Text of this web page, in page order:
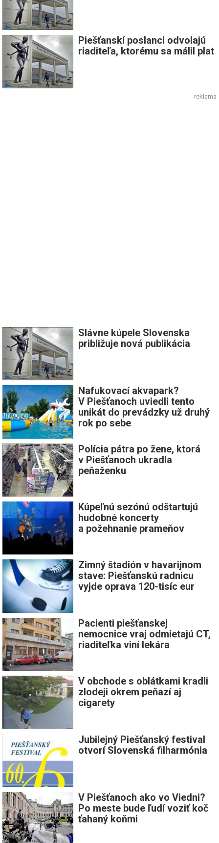
Piešťanskí poslanci odvolajú
riaditeľa, ktorému sa málil plat
reklama
Slávne kúpele Slovenska
približuje nová publikácia
Nafukovací akvapark?
V Piešťanoch uviedli tento
unikát do prevádzky už druhý
rok po sebe
Polícia pátra po žene, ktorá
v Piešťanoch ukradla
peňaženku
Kúpeľnú sezónú odštartujú
hudobné koncerty
a požehnanie prameňov
Zimný štadión v havarijnom
stave: Piešťanskú radnicu
vyjde oprava 120-tisíc eur
Pacienti piešťanskej
nemocnice vraj odmietajú CT,
riaditeľka viní lekára
V obchode s oblátkami kradli
zlodeji okrem peňazí aj
cigarety
Jubilejný Piešťanský festival
otvorí Slovenská filharmónia
V Piešťanoch ako vo Viedni?
Po meste bude ľudí voziť koč
ťahaný koňmi